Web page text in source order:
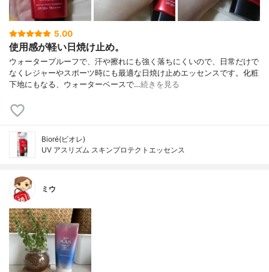
5.00
使用感が軽い日焼け止め。
ウォータープルーフで、汗や擦れにも強く落ちにくいので、日常だけで
なくレジャーやスポーツ時にも最適な日焼け止めエッセンスです。化粧
下地にもなる、ウォーターベースで…続きを見る
Bioré(ビオレ)
UV アスリズム スキンプロテクトエッセンス
ミウ